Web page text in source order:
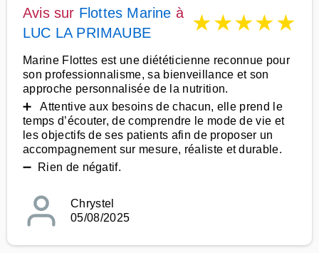
Avis sur Flottes Marine à
LUC LA PRIMAUBE
★★★★★
Marine Flottes est une diététicienne reconnue pour
son professionnalisme, sa bienveillance et son
approche personnalisée de la nutrition.
➕ Attentive aux besoins de chacun, elle prend le
temps d’écouter, de comprendre le mode de vie et
les objectifs de ses patients afin de proposer un
accompagnement sur mesure, réaliste et durable.
➖ Rien de négatif.
Chrystel
05/08/2025